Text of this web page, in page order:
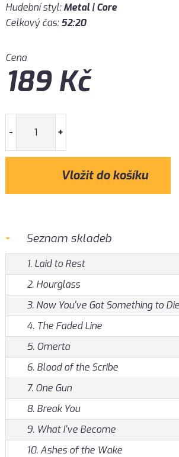
Hudební styl:Metal | Core
Celkový čas:52:20
Cena
189Kč
- +
Seznam skladeb
1. Laid to Rest
2. Hourglass
3. Now You've Got Something to
4. The Faded Line
5. Omerta
6. Blood of the Scribe
7. One Gun
8. Break You
9. What I've Become
10. Ashes of the Wake